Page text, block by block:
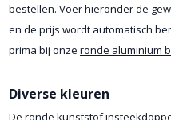
bestellen. Voer hieronder de
en de prijs wordt automatisch
prima bij onze ronde aluminium
Diverse kleuren
De ronde kunststof